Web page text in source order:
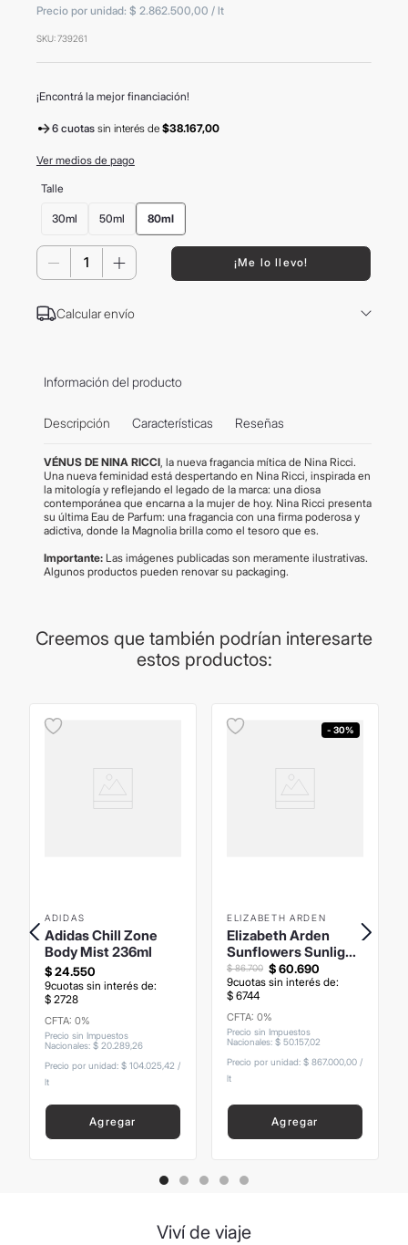
Precio por unidad: $ 2.862.500,00 / lt
SKU:739261
¡Encontrá la mejor financiación!
6 cuotas sin interésde $38.167,00
Ver medios de pago
Talle
30ml 50ml 80ml
＋
－ ¡Me lo llevo!
Calcular envío
Información del producto
Descripción Características Reseñas
VÉNUS DE NINA RICCI, la nueva fragancia mítica de Nina Ricci.
Una nueva feminidad está despertando en Nina Ricci, inspirada en
la mitología y reflejando el legado de la marca: una diosa
contemporánea que encarna a la mujer de hoy. Nina Ricci presenta
su última Eau de Parfum: una fragancia con una firma poderosa y
adictiva, donde la Magnolia brilla como el tesoro que es.
Importante:Las imágenes publicadas son meramente ilustrativas.
Algunos productos pueden renovar su packaging.
Creemos que también podrían interesarte
estos productos:
ADIDAS
Adidas Chill Zone
Body Mist 236ml
$24.550
9cuotas sin interés de:
$ 2728
CFTA: 0%
Precio sin Impuestos
Nacionales: $ 2028926
Precio por unidad: $ 104.025,42 /
lt
Agregar
- 30%
ELIZABETH ARDEN
Elizabeth Arden
Sunflowers Sunlight
Kiss EDT 100ml
$60.690
$ 86.700
9cuotas sin interés de:
$ 6744
CFTA: 0%
Precio sin Impuestos
Nacionales: $ 50157,02
Precio por unidad: $ 867.000,00 /
lt
Agregar
Viví de viaje
8. mochila
9. hugo boss